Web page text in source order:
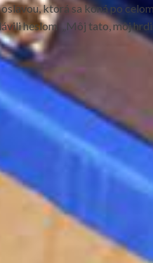
ktorá sa koná po
heslom „Môj tato, môj